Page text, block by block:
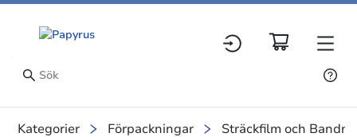
Kategorier Förpackningar Sträckfilm och